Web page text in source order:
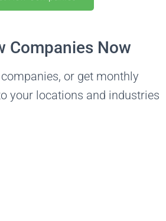
Companies Now
or get monthly
your locations and industries.